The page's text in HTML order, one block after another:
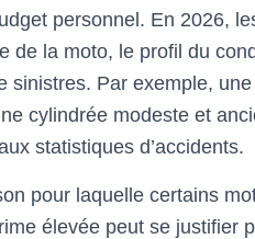
personnel. En 2026,
de la moto, le profil du
sinistres. Par exemple,
cylindrée modeste et
statistiques d’accidents.
pour laquelle certains
élevée peut se justifier